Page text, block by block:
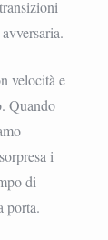
velocità e
Quando
i
di
porta.